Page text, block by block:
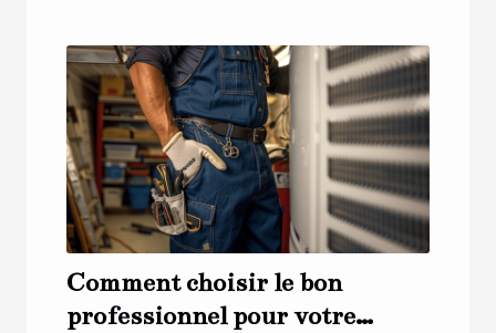
Comment choisir le bon
professionnel pour votre